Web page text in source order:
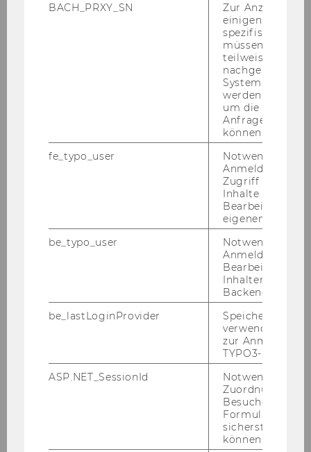
Satzung der Hochschule für
BACH_PRXY_SN
Zur Anzeige von
einigen WU-
spezifischen
müssen
teilweise von
nachgelagerten
System
werden.
um die Antwort
Anfrage
können.
fe_typo_user
Notwendig für
Anmeldung und
Zugriff auf
Inhalte oder zur
Bearbeitung des
eigenen Profils.
be_typo_user
Notwendig für
Anmeldung und
Bearbeitung von
Inhalten im
Backend.
be_lastLoginProvider
Speichert die
verwendete
zur Anmeldung
TYPO3-Backend.
ASP.NET_SessionId
Notwendig, um
Zuordnung von
Besucher zu
sicherstellen zu
können.